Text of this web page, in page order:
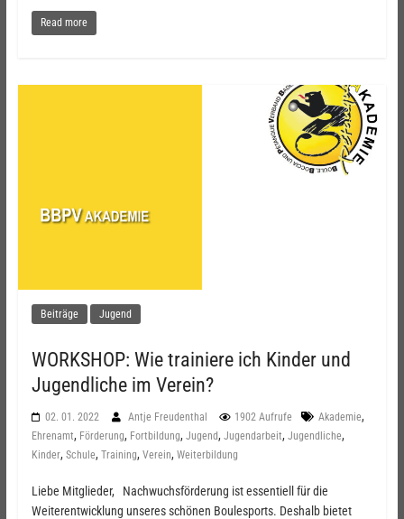
Read more
Beiträge Jugend
WORKSHOP: Wie trainiere ich Kinder und
Jugendliche im Verein?
02. 01. 2022 Antje Freudenthal 1902 Aufrufe Akademie,
Ehrenamt, Förderung, Fortbildung, Jugend, Jugendarbeit, Jugendliche,
Kinder, Schule, Training, Verein, Weiterbildung
Liebe Mitglieder, Nachwuchsförderung ist essentiell für die
Weiterentwicklung unseres schönen Boulesports. Deshalb bietet